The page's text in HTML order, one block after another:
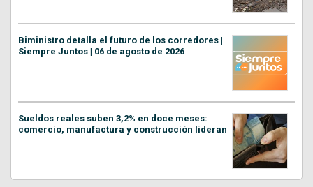
Biministro detalla el futuro de los corredores |
Siempre Juntos | 06 de agosto de 2026
Sueldos reales suben 3,2% en doce meses:
comercio, manufactura y construcción lideran